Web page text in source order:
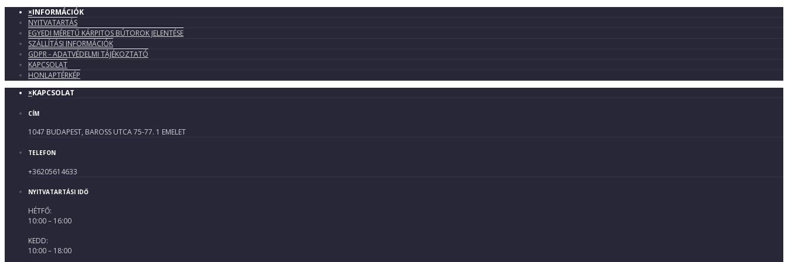
×INFORMÁCIÓK
NYITVATARTÁS
EGYEDI MÉRETŰ KÁRPITOS BÚTOROK JELENTÉSE
SZÁLLÍTÁSI INFORMÁCIÓK
GDPR - ADATVÉDELMI TÁJÉKOZTATÓ
KAPCSOLAT
HONLAPTÉRKÉP
×KAPCSOLAT
CÍM
1047 BUDAPEST, BAROSS UTCA 75-77. 1 EMELET
TELEFON
+36205614633
NYITVATARTÁSI IDŐ
HÉTFŐ:
10:00 – 16:00
KEDD:
10:00 – 18:00